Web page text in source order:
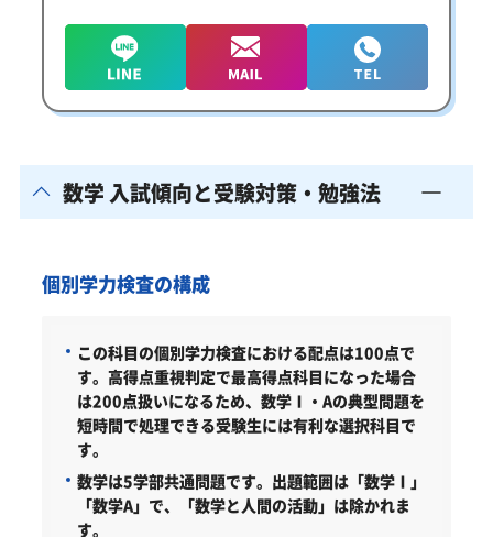
数学 入試傾向と受験対策・勉強法
個別学力検査の構成
この科目の個別学力検査における配点は100点で
す。高得点重視判定で最高得点科目になった場合
は200点扱いになるため、数学Ⅰ・Aの典型問題を
短時間で処理できる受験生には有利な選択科目で
す。
数学は5学部共通問題です。出題範囲は「数学Ⅰ」
「数学A」で、「数学と人間の活動」は除かれま
す。